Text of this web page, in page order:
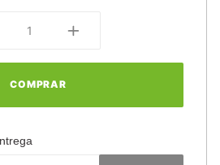
COMPRAR